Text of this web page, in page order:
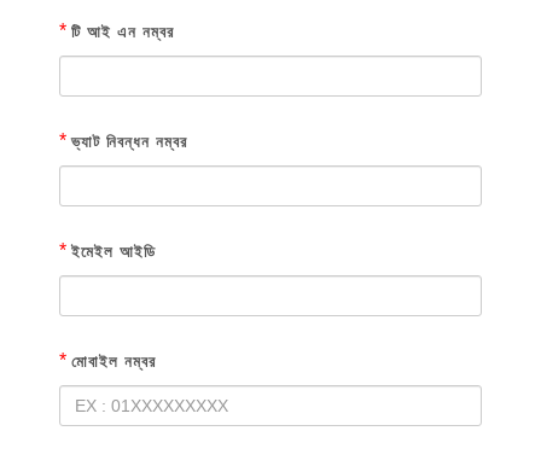
* টি আই এন নম্বর
* ভ্যাট নিবন্ধন নম্বর
* ইমেইল আইডি
* মোবাইল নম্বর